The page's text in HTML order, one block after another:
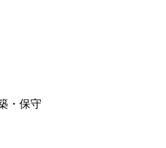
・保守